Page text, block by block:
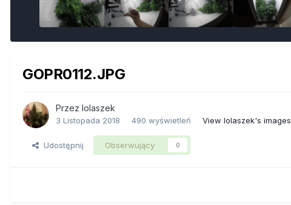
GOPR0112.JPG
Przez lolaszek
3 Listopada 2018 490 wyświetleń View lolaszek's images
Udostępnij Obserwujący 0